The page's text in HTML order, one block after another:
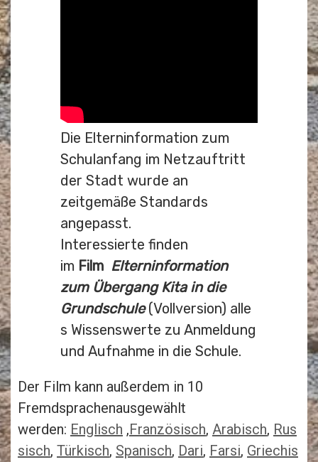
Die Elterninformation zum
Schulanfang im Netzauftritt
der Stadt wurde an
zeitgemäße Standards
angepasst.
Interessierte finden
im Film Elterninformation
zum Übergang Kita in die
Grundschule (Vollversion) alle
s Wissenswerte zu Anmeldung
und Aufnahme in die Schule.
Der Film kann außerdem in 10
Fremdsprachenausgewählt
werden: Englisch ,Französisch, Arabisch, Rus
sisch, Türkisch, Spanisch, Dari, Farsi, Griechis